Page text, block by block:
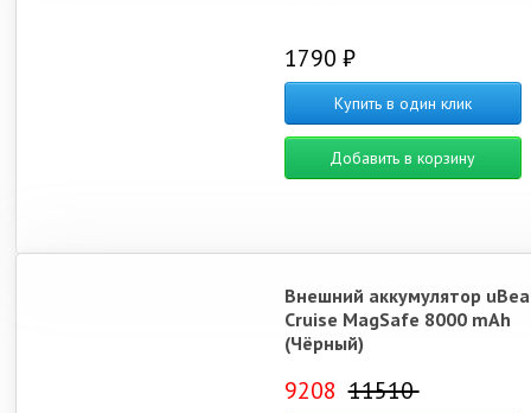
1790 ₽
Купить в один клик
Добавить в корзину
Внешний аккумулятор
Cruise MagSafe 8000 mAh
(Чёрный)
9208 11510